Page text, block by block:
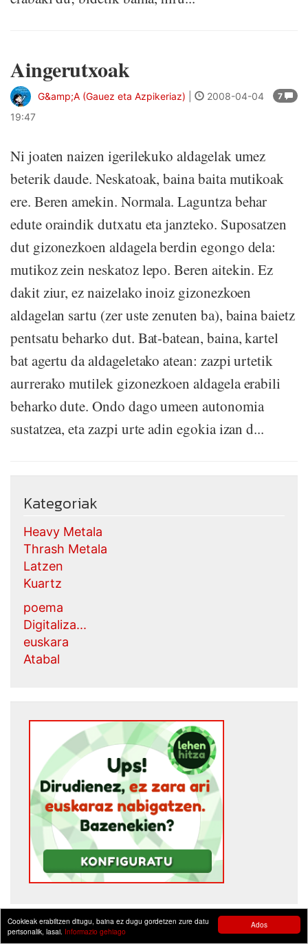
Ados
Cookieak erabiltzen ditugu, baina ez dugu gordetzen zure datu
pertsonalik, lasai. Informazio gehiago
Aingerutxoak
7
G&amp;A (Gauez eta Azpikeriaz)
2008-04-04
19:47
Ni joaten naizen igerilekuko aldagelak umez
beterik daude. Neskatoak, baina baita mutikoak
ere. Beren amekin. Normala. Laguntza behar
edute oraindik dutxatu eta janzteko. Suposatzen
dut gizonezkoen aldagela berdin egongo dela:
mutikoz zein neskatoz lepo. Beren aitekin. Ez
dakit ziur, ez naizelako inoiz gizonezkoen
aldagelan sartu (zer uste zenuten ba), baina baietz
pentsatu beharko dut. Bat-batean, baina, kartel
bat agertu da aldageletako atean: zazpi urtetik
aurrerako mutilek gizonezkoen aldagela erabili
beharko dute. Ondo dago umeen autonomia
sustatzea, eta zazpi urte adin egokia izan d...
Kategoriak
Heavy Metala
Thrash Metala
Latzen
Kuartz
poema
Digitaliza...
euskara
Atabal